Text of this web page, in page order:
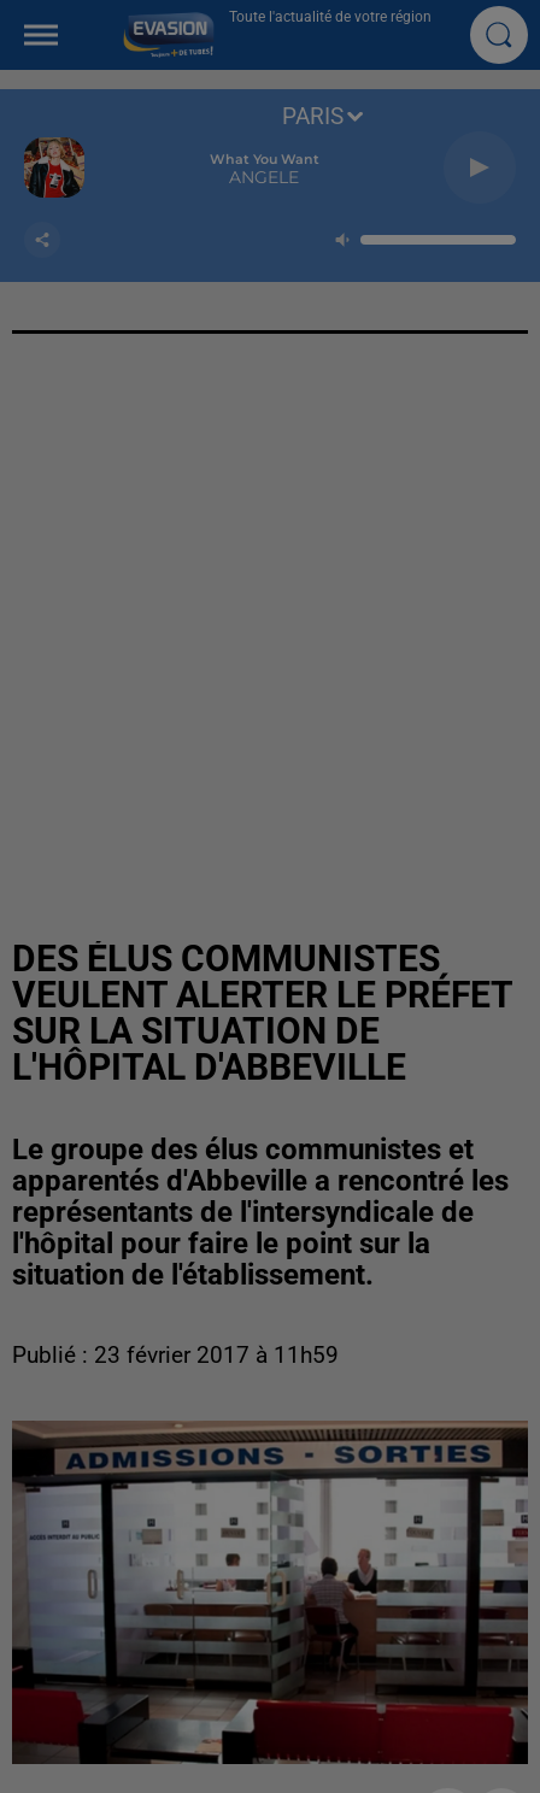
Toute l'actualité de votre région
What You Want
ANGELE
PARIS
DES ÉLUS COMMUNISTES
VEULENT ALERTER LE PRÉFET
SUR LA SITUATION DE
L'HÔPITAL D'ABBEVILLE
Le groupe des élus communistes et
apparentés d'Abbeville a rencontré les
représentants de l'intersyndicale de
l'hôpital pour faire le point sur la
situation de l'établissement.
Publié : 23 février 2017 à 11h59